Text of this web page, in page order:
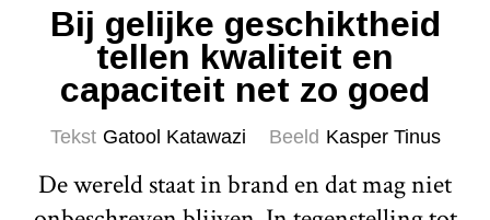
Bij gelijke geschiktheid
tellen kwaliteit en
capaciteit net zo goed
Tekst Gatool Katawazi Beeld Kasper Tinus
De wereld staat in brand en dat mag niet